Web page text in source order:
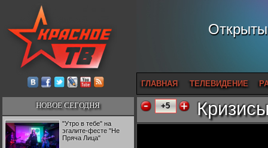
ГЛАВНАЯ ТЕЛЕВИДЕНИЕ
НОВОЕ СЕГОДНЯ
"Утро в тебе" на
эгалите-фесте "Не
Пряча Лица"
+5